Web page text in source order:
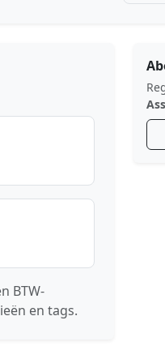
BTW-
en tags.